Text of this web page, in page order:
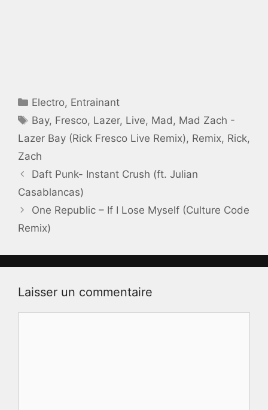
Catégories
Electro, Entrainant
Étiquettes
Bay, Fresco, Lazer, Live, Mad , Mad Zach -
Lazer Bay (Rick Fresco Live Remix), Remix, Rick,
Zach
Daft Punk- Instant Crush (ft. Julian
Casablancas)
One Republic – If I Lose Myself (Culture Code
Remix)
Laisser un commentaire